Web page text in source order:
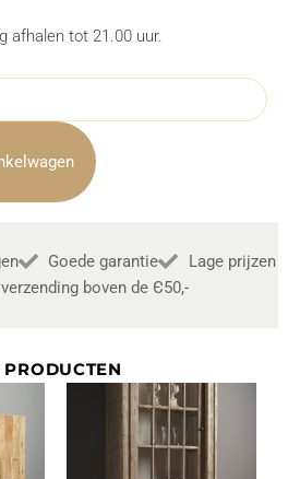
afhalen tot 21.00 uur.
Goede garantie
Lage prijzen
boven de Є50,-
PRODUCTEN